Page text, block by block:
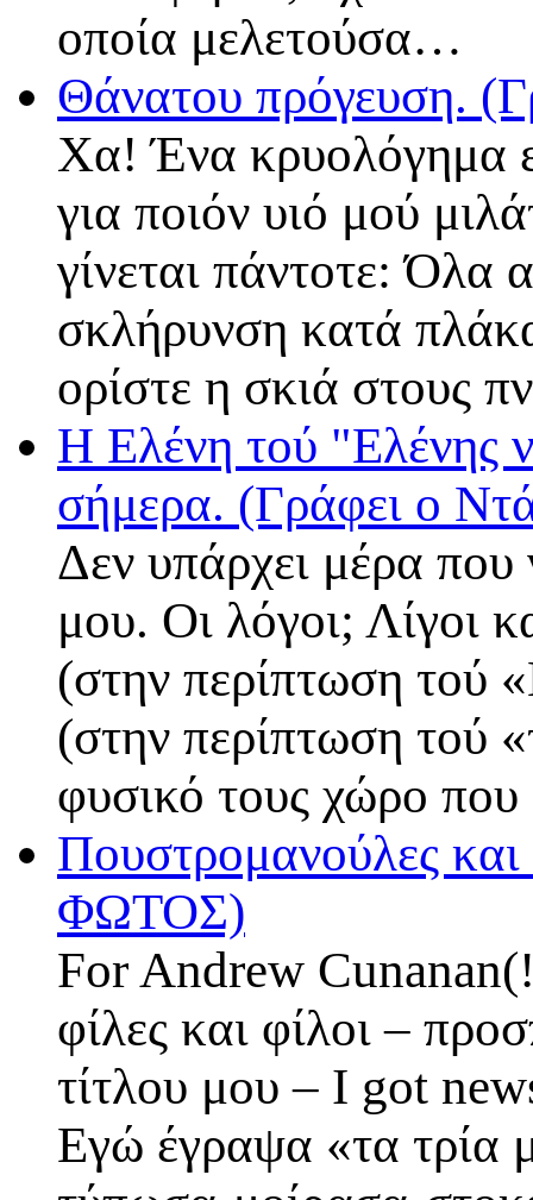
οποία μελετούσα…
Θάνατου πρόγευση.
Χα! Ένα κρυολόγημα
για ποιόν υιό μού
γίνεται πάντοτε: Όλα
σκλήρυνση κατά
ορίστε η σκιά στους
Η Ελένη τού "Ελένης
σήμερα. (Γράφει ο
Δεν υπάρχει μέρα που
μου. Οι λόγοι; Λίγοι
(στην περίπτωση τού
(στην περίπτωση τού
φυσικό τους χώρο που
Πουστρομανούλες
ΦΩΤΟΣ)
For Andrew
φίλες και φίλοι –
τίτλου μου – I got
Εγώ έγραψα «τα τρία